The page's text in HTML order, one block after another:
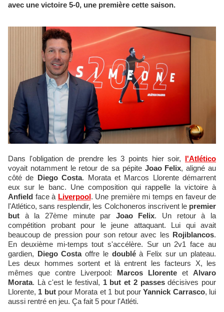
avec une victoire 5-0, une première cette saison.
Dans l'obligation de prendre les 3 points hier soir, l'Atlético
voyait notamment le retour de sa pépite Joao Felix, aligné au
côté de Diego Costa. Morata et Marcos Llorente démarrent
eux sur le banc. Une composition qui rappelle la victoire à
Anfield face à Liverpool. Une première mi temps en faveur de
l'Atlético, sans resplendir, les Colchoneros inscrivent le premier
but à la 27ème minute par Joao Felix. Un retour à la
compétition probant pour le jeune attaquant. Lui qui avait
beaucoup de pression pour son retour avec les Rojiblancos.
En deuxième mi-temps tout s'accélère. Sur un 2v1 face au
gardien, Diego Costaoffre le doubléà Felix sur un plateau.
Les deux hommes sortent et là entrent les facteurs X, les
mêmes que contre Liverpool: Marcos Llorente et Alvaro
Morata. Là c'est le festival, 1 but et 2 passesdécisives pour
Llorente, 1 butpour Morata et 1 but pourYannick Carrasco, lui
aussi rentré en jeu. Ça fait 5 pour l'Atléti.